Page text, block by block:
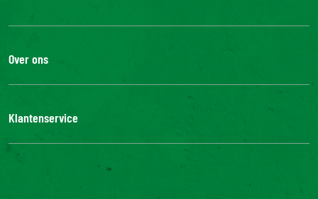
Over ons
De Bonduelle groep
Bonduelle Food Service
Klantenservice
Neem contact met ons op